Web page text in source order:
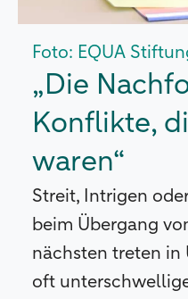
Foto: EQUA
„Die
Konflikte,
waren“
Streit, Intrigen
beim Übergang
nächsten treten in
oft